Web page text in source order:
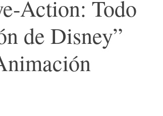
Action: Todo
de Disney”